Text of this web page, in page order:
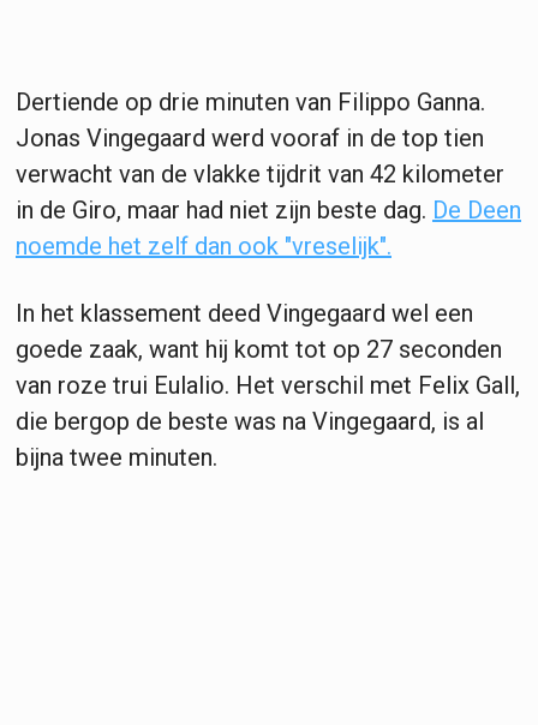
Dertiende op drie minuten van Filippo Ganna.
Jonas Vingegaard werd vooraf in de top tien
verwacht van de vlakke tijdrit van 42 kilometer
in de Giro, maar had niet zijn beste dag. De Deen
noemde het zelf dan ook "vreselijk".
In het klassement deed Vingegaard wel een
goede zaak, want hij komt tot op 27 seconden
van roze trui Eulalio. Het verschil met Felix Gall,
die bergop de beste was na Vingegaard, is al
bijna twee minuten.